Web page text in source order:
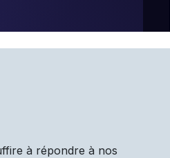
à répondre à nos